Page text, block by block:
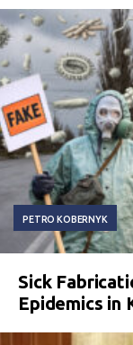
PETRO KOBERNYK
Sick
Epidemics in